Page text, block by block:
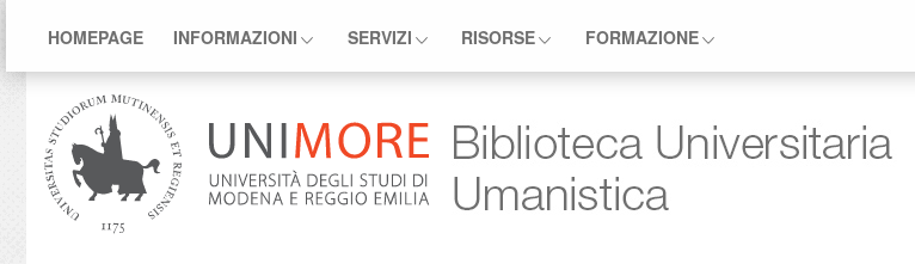
HOMEPAGE INFORMAZIONI SERVIZI RISORSE FORMAZIONE